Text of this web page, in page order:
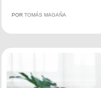
POR TOMÁS MAGAÑA